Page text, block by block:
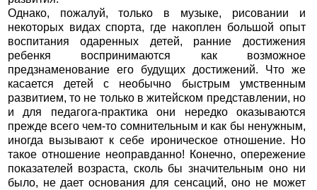
Однако, пожалуй, только в музыке, рисовании и
некоторых видах спорта, где накоплен большой опыт
воспитания одаренных детей, ранние достижения
ребенкя воспринимаются как возможное
предзнаменование его будущих достижений. Что же
касается детей с необычно быстрым умственным
развитием, то не только в житейском представлении, но
и для педагога-практика они нередко оказываются
прежде всего чем-то сомнительным и как бы ненужным,
иногда вызывают к себе ироническое отношение. Но
такое отношение неоправданно! Конечно, опережение
показателей возраста, сколь бы значительным оно ни
было, не дает основания для сенсаций, оно не может